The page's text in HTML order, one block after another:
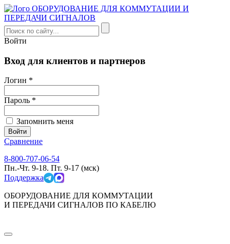
Войти
Вход для клиентов и партнеров
Логин *
Пароль *
Запомнить меня
Сравнение
8-800-707-06-54
Пн.-Чт. 9-18. Пт. 9-17 (мск)
Поддержка
ОБОРУДОВАНИЕ ДЛЯ КОММУТАЦИИ
И ПЕРЕДАЧИ СИГНАЛОВ ПО КАБЕЛЮ